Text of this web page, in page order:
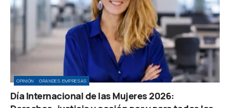
OPINIÓN GRANDES EMPRESAS
Día Internacional de las Mujeres 2026: